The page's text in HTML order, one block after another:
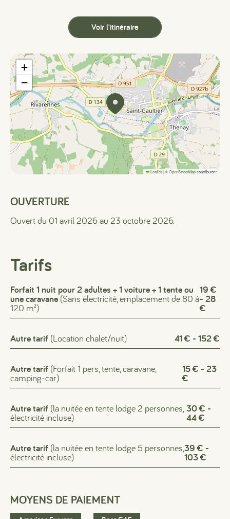
Voir l'itinéraire
+
−
Leaflet|©OpenStreetMapcontributors
OUVERTURE
Ouvert du 01 avril 2026 au 23 octobre 2026.
Tarifs
Forfait 1 nuit pour 2 adultes + 1 voiture + 1 tente ou
une caravane(Sans électricité, emplacement de 80 à
120 m²)
19 €
- 28
€
Autre tarif (Location chalet/nuit) 41 € - 152 €
Autre tarif (Forfait 1 pers, tente, caravane,
camping-car)
15 € - 23
€
Autre tarif (la nuitée en tente lodge 2 personnes,
électricité incluse)
30 € -
44 €
Autre tarif (la nuitée en tente lodge 5 personnes,
électricité incluse)
39 € -
103 €
MOYENS DE PAIEMENT